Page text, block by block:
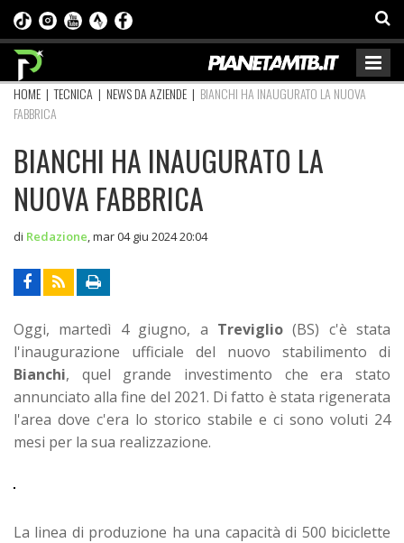
HOME |TECNICA | NEWS DA AZIENDE | BIANCHI HA INAUGURATO LA NUOVA
FABBRICA
BIANCHI HA INAUGURATO LA
NUOVA FABBRICA
di Redazione mar 04 giu 2024 20:04
Oggi, martedì 4 giugno, a Treviglio(BS) c'è stata
l'inaugurazione ufficiale del nuovo stabilimento di
Bianchi, quel grande investimento che era stato
annunciato alla fine del 2021. Di fatto è stata rigenerata
l'area dove c'era lo storico stabile e ci sono voluti 24
mesi per la sua realizzazione.
La linea di produzione ha una capacità di 500 biciclette